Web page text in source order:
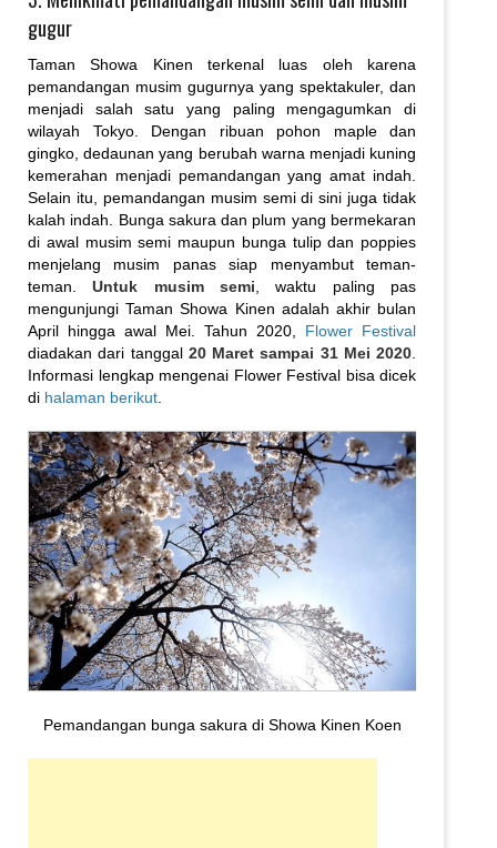
gugur
Taman Showa Kinen terkenal luas oleh karena
pemandangan musim gugurnya yang spektakuler, dan
menjadi salah satu yang paling mengagumkan di
wilayah Tokyo. Dengan ribuan pohon maple dan
gingko, dedaunan yang berubah warna menjadi kuning
kemerahan menjadi pemandangan yang amat indah.
Selain itu, pemandangan musim semi di sini juga tidak
kalah indah. Bunga sakura dan plum yang bermekaran
di awal musim semi maupun bunga tulip dan poppies
menjelang musim panas siap menyambut teman-
teman.Untuk musim semi , waktu paling pas
mengunjungi Taman Showa Kinen adalah akhir bulan
April hingga awal Mei. Tahun 2020, Flower Festival
diadakan dari tanggal 20 Maret sampai 31 Mei 2020
Informasi lengkap mengenai Flower Festival bisa dicek
di halaman berikut
Pemandangan bunga sakura di Showa Kinen Koen